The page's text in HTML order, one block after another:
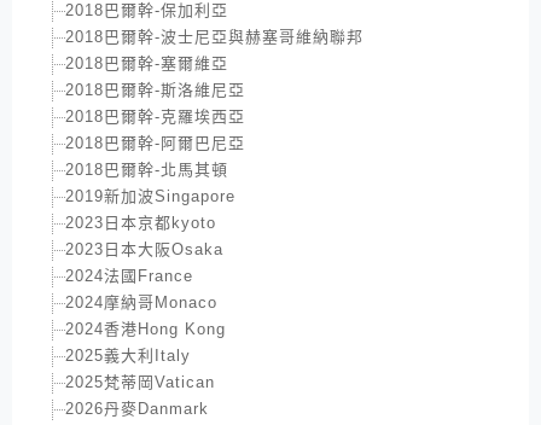
2018巴爾幹-保加利亞
2018巴爾幹-波士尼亞與赫塞哥維納聯邦
2018巴爾幹-塞爾維亞
2018巴爾幹-斯洛維尼亞
2018巴爾幹-克羅埃西亞
2018巴爾幹-阿爾巴尼亞
2018巴爾幹-北馬其頓
2019新加波Singapore
2023日本京都kyoto
2023日本大阪Osaka
2024法國France
2024摩納哥Monaco
2024香港Hong Kong
2025義大利Italy
2025梵蒂岡Vatican
2026丹麥Danmark